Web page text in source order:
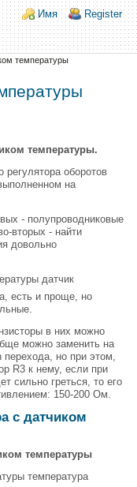
Login links
Имя Register
температуры
температуры.
регулятора оборотов
на
- полупроводниковые
вторых - найти
довольно
есть и проще, но
в них можно
можно заменить на
перехода, но при этом,
R3 к нему, если при
сильно греться, то его
150-200 Ом.
с датчиком
температуры